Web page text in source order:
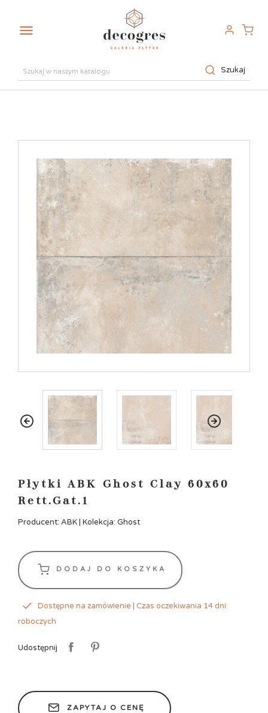

Szukaj
Płytki ABK Ghost Clay 60x60
Rett.Gat.1
Producent: ABK | Kolekcja: Ghost
DODAJ DO KOSZYKA
Dostępne na zamówienie | Czas oczekiwania 14 dni
roboczych
Udostępnij
ZAPYTAJ O CENĘ